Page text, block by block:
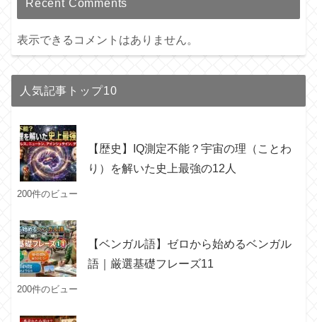
Recent Comments
表示できるコメントはありません。
人気記事トップ10
【歴史】IQ測定不能？宇宙の理（ことわ
り）を解いた史上最強の12人
200件のビュー
【ベンガル語】ゼロから始めるベンガル
語｜厳選基礎フレーズ11
200件のビュー